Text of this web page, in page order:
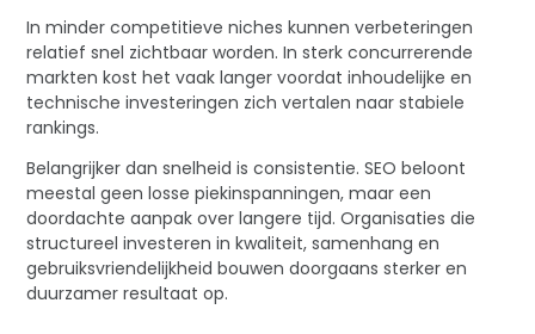
In minder competitieve niches kunnen verbeteringen
relatief snel zichtbaar worden. In sterk concurrerende
markten kost het vaak langer voordat inhoudelijke en
technische investeringen zich vertalen naar stabiele
rankings.
Belangrijker dan snelheid is consistentie. SEO beloont
meestal geen losse piekinspanningen, maar een
doordachte aanpak over langere tijd. Organisaties die
structureel investeren in kwaliteit, samenhang en
gebruiksvriendelijkheid bouwen doorgaans sterker en
duurzamer resultaat op.